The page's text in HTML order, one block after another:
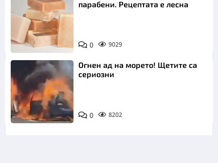
парабени. Рецептата е лесна
0 9029
Огнен ад на морето! Щетите са
сериозни
0 8202